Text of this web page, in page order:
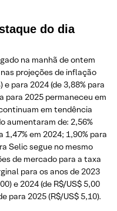
do dia
na manhã de ontem
projeções de inflação
e para 2024 (de 3,88% para
para 2025 permaneceu em
em tendência
aumentaram de: 2,56%
1,47% em 2024; 1,90% para
Selic segue no mesmo
de mercado para a taxa
para os anos de 2023
e 2024 (de R$/US$ 5,00
para 2025 (R$/US$ 5,10).